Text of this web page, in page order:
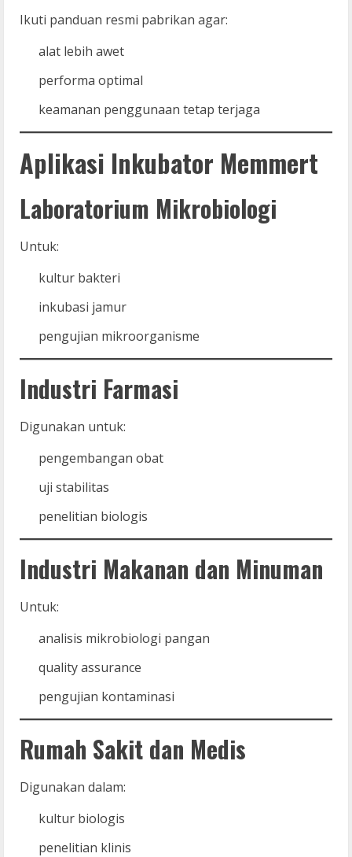
Ikuti panduan resmi pabrikan agar:
alat lebih awet
performa optimal
keamanan penggunaan tetap terjaga
Aplikasi Inkubator Memmert
Laboratorium Mikrobiologi
Untuk:
kultur bakteri
inkubasi jamur
pengujian mikroorganisme
Industri Farmasi
Digunakan untuk:
pengembangan obat
uji stabilitas
penelitian biologis
Industri Makanan dan Minuman
Untuk:
analisis mikrobiologi pangan
quality assurance
pengujian kontaminasi
Rumah Sakit dan Medis
Digunakan dalam:
kultur biologis
penelitian klinis